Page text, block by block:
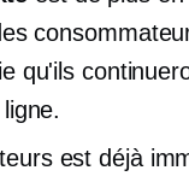
qu'ils
est déjà